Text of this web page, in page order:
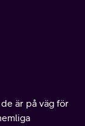
är på väg för